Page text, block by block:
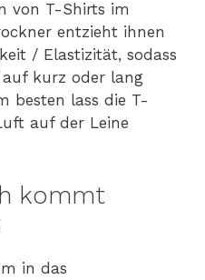
von T-Shirts im
entzieht ihnen
/ Elastizität, sodass
kurz oder lang
besten lass die T-
auf der Leine
kommt
in das